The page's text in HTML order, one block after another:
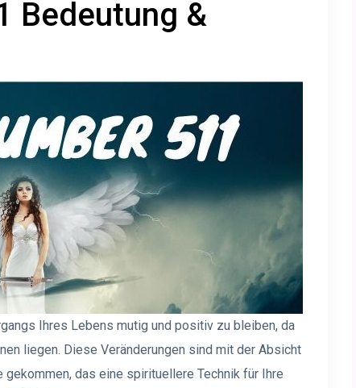
Bedeutung &
Ihres Lebens mutig und positiv zu bleiben, da
liegen. Diese Veränderungen sind mit der Absicht
das eine spirituellere Technik für Ihre